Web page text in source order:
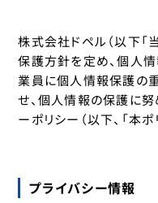
株式会社ドペル（以下「
保護方針を定め、個人
業員に個人情報保護の
せ、個人情報の保護に努
ーポリシー（以下、「本ポ
プライバシー情報